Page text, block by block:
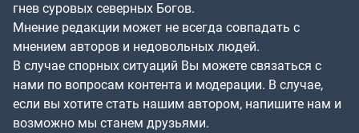
гнев суровых северных Богов.
Мнение редакции может не всегда совпадать с
мнением авторов и недовольных людей.
В случае спорных ситуаций Вы можете связаться с
нами по вопросам контента и модерации. В случае,
если вы хотите стать нашим автором, напишите нам и
возможно мы станем друзьями.